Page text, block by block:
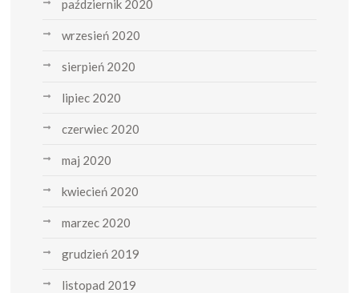
październik 2020
wrzesień 2020
sierpień 2020
lipiec 2020
czerwiec 2020
maj 2020
kwiecień 2020
marzec 2020
grudzień 2019
listopad 2019